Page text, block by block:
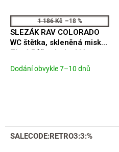
1 186 Kč –18 %
SLEZÁK RAV COLORADO
WC štětka, skleněná miska,
Zlatá Růžová - lesklá
Dodání obvykle 7–10 dnů
SALECODE:RETRO3:3:%